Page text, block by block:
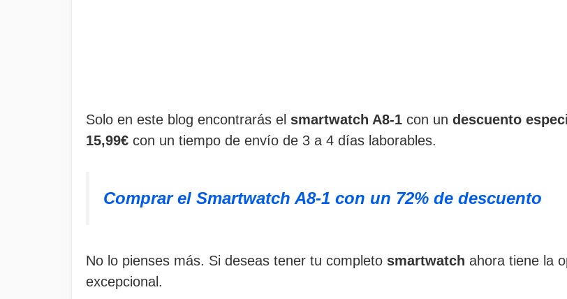
Solo en este blog encontrarás el smartwatch A8-1 con un descuento
15,99€ con un tiempo de envío de 3 a 4 días laborables.
Comprar el Smartwatch A8-1 con un 72% de descuento
No lo pienses más. Si deseas tener tu completo smartwatch ahora tiene la
excepcional.